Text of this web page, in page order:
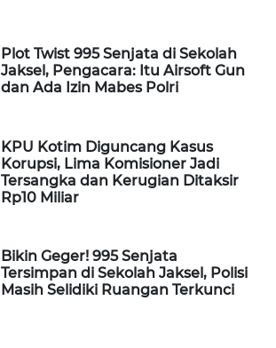
Plot Twist 995 Senjata di Sekolah
Jaksel, Pengacara: Itu Airsoft Gun
dan Ada Izin Mabes Polri
KPU Kotim Diguncang Kasus
Korupsi, Lima Komisioner Jadi
Tersangka dan Kerugian Ditaksir
Rp10 Miliar
Bikin Geger! 995 Senjata
Tersimpan di Sekolah Jaksel, Polisi
Masih Selidiki Ruangan Terkunci